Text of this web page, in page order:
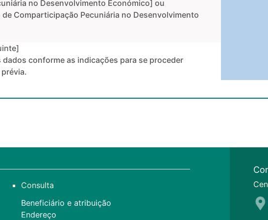
no Desenvolvimento Económico] ou
Comparticipação Pecuniária no Desenvolvimento
]
conforme as indicações para se proceder
Consulta
Beneficiário e atribuição
Endereço